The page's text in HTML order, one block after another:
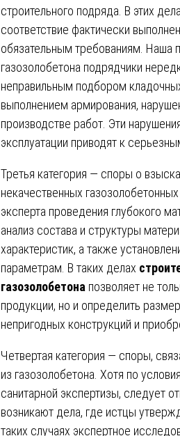
строительного подряда. В этих
соответствие фактически
обязательным требованиям. Наша
газозолобетона подрядчики
неправильным подбором
выполнением армирования,
производстве работ. Эти
эксплуатации приводят к
Третья категория — споры о
некачественных
эксперта проведения глубокого
анализ состава и структуры
характеристик, а также
параметрам. В таких делах
газозолобетона позволяет не
продукции, но и определить
непригодных конструкций и
Четвертая категория — споры,
из газозолобетона. Хотя по
санитарной экспертизы, следует
возникают дела, где истцы
таких случаях экспертное